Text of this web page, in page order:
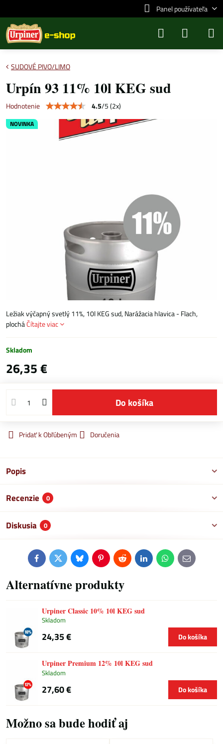
Panel používateľa
NOVINKA
SUDOVÉ PIVO/LIMO
Urpín 93 11% 10l KEG sud
Hodnotenie 4.5/5(2x)
Ležiak výčapný svetlý 11%, 10l KEG sud, Narážacia hlavica - Flach,
plocháČítajte viac
Skladom
26,35 €
Do košíka
Pridať k Obľúbeným Doručenia
Popis
Recenzie 0
Diskusia 0
FacebookTwitterBlueskyPinterestReddit LinkedInWhatsApp
E-
mail
Alternatívne produkty
Urpiner Classic 10% 10l KEG sud
Skladom
24,35 € Do košíka
Urpiner Premium 12% 10l KEG sud
Skladom
27,60 € Do košíka
Možno sa bude hodiť aj